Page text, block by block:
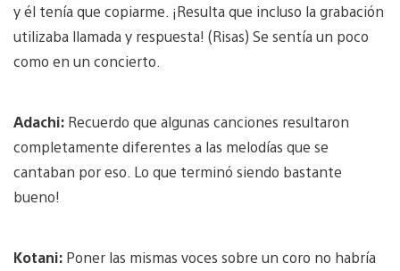
y él tenía que copiarme. ¡Resulta que incluso la grabación
utilizaba llamada y respuesta! (Risas) Se sentía un poco
como en un concierto.
Adachi: Recuerdo que algunas canciones resultaron
completamente diferentes a las melodías que se
cantaban por eso. Lo que terminó siendo bastante
bueno!
Kotani: Poner las mismas voces sobre un coro no habría